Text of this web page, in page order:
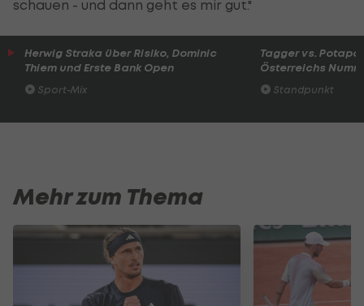
schauen - und dann geht es mir gut."
Herwig Straka über Risiko, Dominic
Thiem und Erste Bank Open
Sport-Mix
Tagger vs.
Österreichs
Standpunkt
Mehr zum Thema